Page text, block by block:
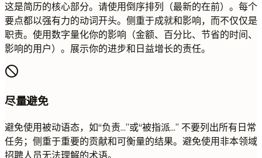
这是简历的核心部分。请使用倒序排列（最新的在前）。每个
要点都以强有力的动词开头。侧重于成就和影响，而不仅仅是
职责。使用数字量化你的影响（金额、百分比、节省的时间、
影响的用户）。展示你的进步和日益增长的责任。
尽量避免
避免使用被动语态，如“负责…”或“被指派…” 不要列出所有日常
任务；侧重于重要的贡献和可衡量的结果。避免使用非本领域
招聘人员无法理解的术语。